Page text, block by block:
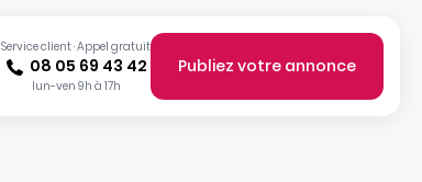
Service client · Appel gratuit
08 05 69 43 42
lun-ven 9h à 17h
Publiez votre annonce